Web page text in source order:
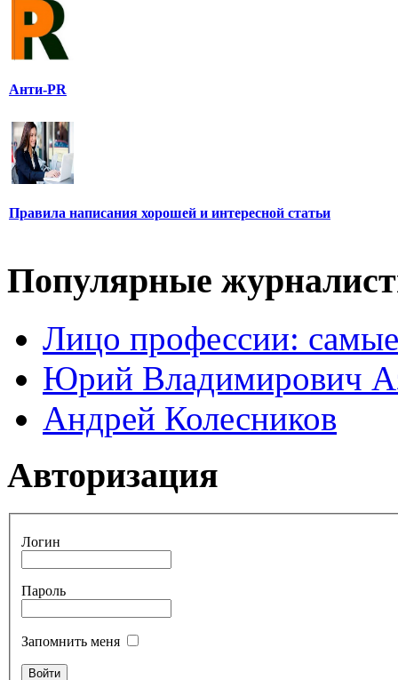
Анти-PR
Правила написания хорошей и интересной статьи
Популярные
Лицо профессии:
Юрий Владимирович
Андрей Колесников
Авторизация
Логин
Пароль
Запомнить меня